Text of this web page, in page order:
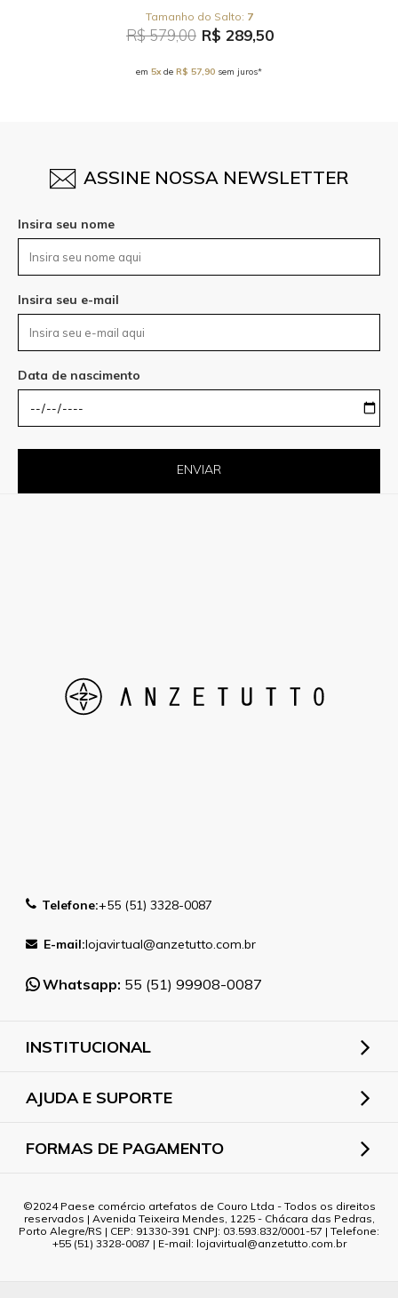
7
R$ 579,00 R$ 289,50
em 5xde R$ 57,90 sem juros*
ASSINE NOSSA NEWSLETTER
Insira seu nome
Insira seu e-mail
Data de nascimento
ENVIAR
Telefone:+55 (51) 3328-0087
E-mail:lojavirtual@anzetutto.com.br
Whatsapp: 55 (51) 99908-0087
INSTITUCIONAL
AJUDA E SUPORTE
FORMAS DE PAGAMENTO
2024 Paese comércio artefatos de Couro Ltda - Todos os direitos
reservados | Avenida Teixeira Mendes, 1225 - Chácara das Pedras,
Porto Alegre/RS | CEP: 91330-391 CNPJ: 03.593.832/0001-57 | Telefone:
+55 (51) 3328-0087 | E-mail: lojavirtual@anzetutto.com.br